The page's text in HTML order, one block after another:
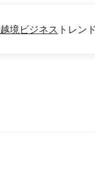
越境ビジネス トレン